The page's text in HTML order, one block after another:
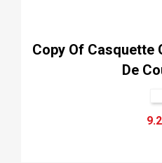
Copy Of Casquette
De